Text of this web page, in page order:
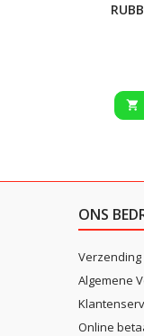

ONS
Verzending
Algemene
Online